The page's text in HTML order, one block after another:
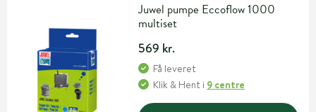
Juwel pumpe Eccoflow 1000
multiset
569 kr.
Få leveret
Klik & Hent i 9 centre